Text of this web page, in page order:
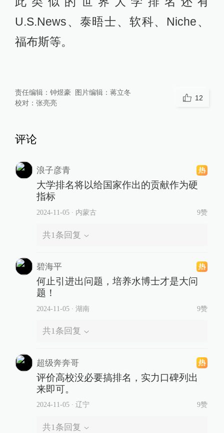
U.S.News、泰晤士、软科、Niche、
福布斯等。
责任编辑： 钟煜豪 图片编辑： 蒋立冬
校对： 张亮亮
12
评论
浪子彦青
大学排名将以给国家作出的贡献作为硬
指标
2024-11-05∙ 内蒙古 9赞
共1 条回复
碧海平
何止引进出问题，培养水博士才是大问
题！
2024-11-05∙ 湖南 9赞
共1条回复
超级奔奔哥
评价高校没必要搞排名，实力口碑列出
来即可。
2024-11-05∙ 辽宁 9赞
共1条回复